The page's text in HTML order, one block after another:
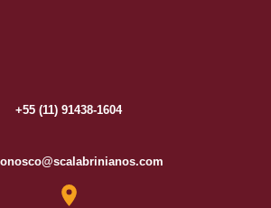
+55 (11) 91438-1604